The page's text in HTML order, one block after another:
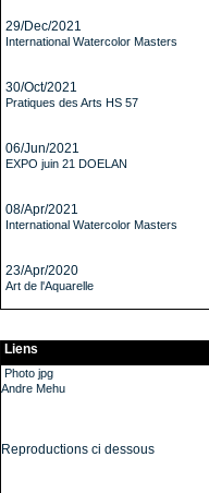
29/Dec/2021
International Watercolor Masters
30/Oct/2021
Pratiques des Arts HS 57
06/Jun/2021
EXPO juin 21 DOELAN
08/Apr/2021
International Watercolor Masters
23/Apr/2020
Art de l'Aquarelle
Liens
Photo jpg
Andre Mehu
Reproductions ci dessous